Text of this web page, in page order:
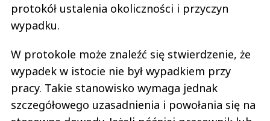
protokół ustalenia okoliczności i przyczyn
wypadku.
W protokole może znaleźć się stwierdzenie, że
wypadek w istocie nie był wypadkiem przy
pracy. Takie stanowisko wymaga jednak
szczegółowego uzasadnienia i powołania się na